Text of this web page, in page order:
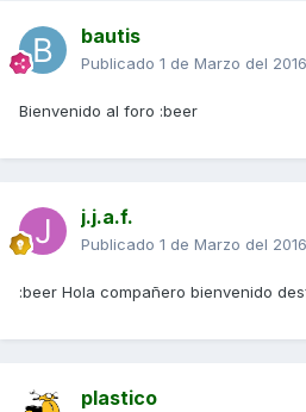
bautis
Publicado 1 de Marzo del 2016
Bienvenido al foro :beer
j.j.a.f.
Publicado 1 de Marzo del 2016
:beer Hola compañero bienvenido
plastico